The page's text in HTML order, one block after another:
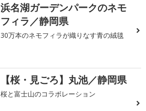
浜名湖ガーデンパークのネモ
フィラ／静岡県
30万本のネモフィラが織りなす青の絨毯
【桜・見ごろ】丸池／静岡県
桜と富士山のコラボレーション